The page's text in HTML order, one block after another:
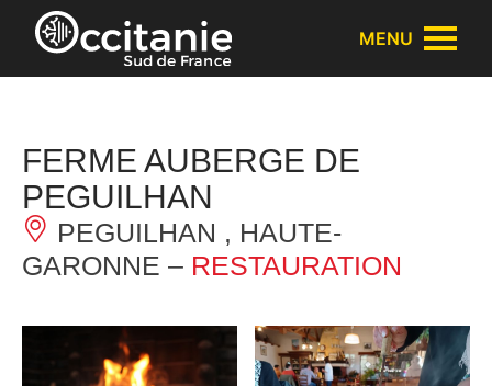
Panneau de gestion des cookies
MENU
FERME AUBERGE DE
PEGUILHAN
PEGUILHAN , HAUTE-
GARONNE – RESTAURATION